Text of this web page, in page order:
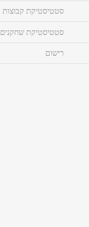
סטטיסטיקת קבוצות
סטטיסטיקת שחקנים
רישום